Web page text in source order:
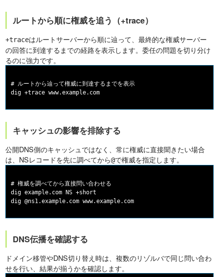
ルートから順に権威を追う（+trace）
+traceはルートサーバーから順に辿って、最終的な権威サーバー
の回答に到達するまでの経路を表示します。委任の問題を切り分け
るのに強力です。
# ルートから辿って権威に到達するまでを表示
キャッシュの影響を排除する
公開DNS側のキャッシュではなく、常に権威に直接聞きたい場合
は、NSレコードを先に調べてから@で権威を指定します。
# 権威を調べてから直接問い合わせる
dig example.com NS +short
DNS伝播を確認する
ドメイン移管やDNS切り替え時は、複数のリゾルバで同じ問い合わ
せを行い、結果が揃うかを確認します。